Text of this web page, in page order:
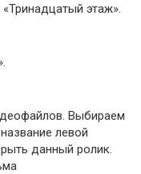
Тринадцатый этаж».
. Выбираем
левой
данный ролик.